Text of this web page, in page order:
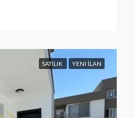
SATILIK YENI İLAN